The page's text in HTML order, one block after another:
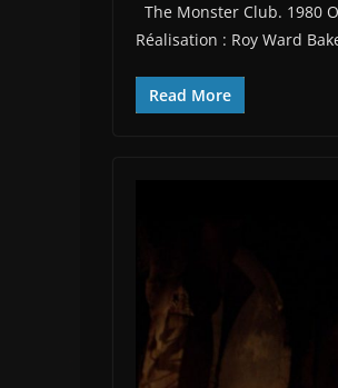
The Monster Club. 1980
Réalisation : Roy Ward
Read More